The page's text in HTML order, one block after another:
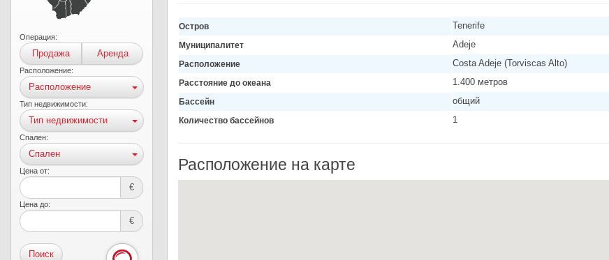
Операция:
Продажа Аренда
Расположение:
Расположение
Тип недвижимости:
Тип недвижимости
Спален:
Спален
Цена от:
€
Цена до:
€
Поиск
Остров Tenerife
Муниципалитет Adeje
Расположение Costa Adeje (Torviscas Alto)
Расстояние до океана 1.400 метров
Бассейн общий
Количество бассейнов 1
Расположение на карте